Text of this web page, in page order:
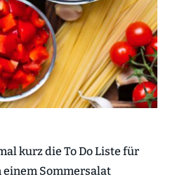
kurz die To Do Liste für
einem Sommersalat